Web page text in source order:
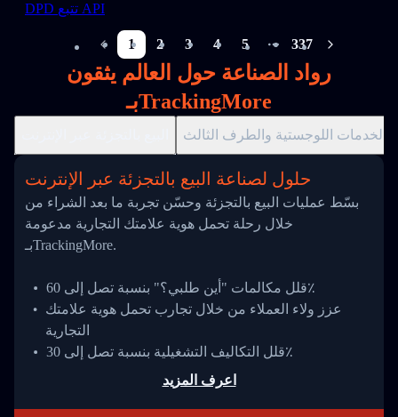
DPD تتبع API
1 2 3 4 5
More pages
337
رواد الصناعة حول العالم يثقون
بـTrackingMore
الخدمات اللوجستية والطرف الثالث
حلول لصناعة البيع بالتجزئة عبر الإنترنت
بسّط عمليات البيع بالتجزئة وحسّن تجربة ما بعد الشراء من
خلال رحلة تحمل هوية علامتك التجارية مدعومة
بـTrackingMore.
قلل مكالمات "أين طلبي؟" بنسبة تصل إلى 60٪
عزز ولاء العملاء من خلال تجارب تحمل هوية علامتك
التجارية
قلل التكاليف التشغيلية بنسبة تصل إلى 30٪
اعرف المزيد